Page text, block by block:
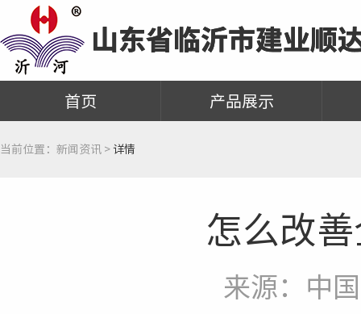
首页 产品展示
当前位置： 新闻资讯 > 详情
怎么改
来源：中